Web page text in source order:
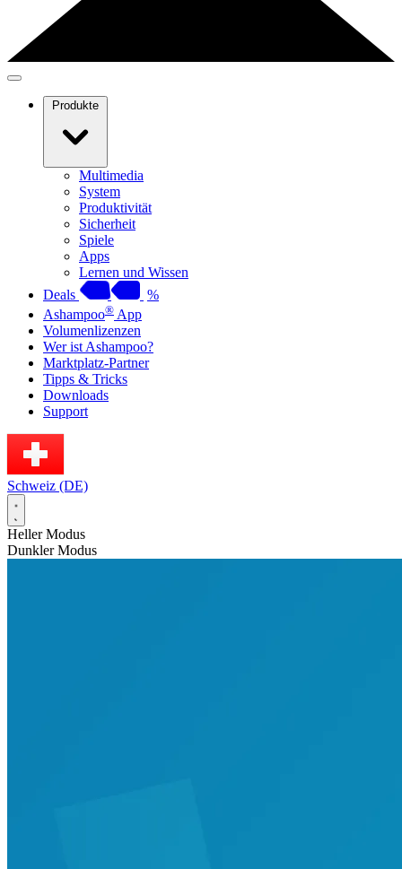
Produkte
Multimedia
System
Produktivität
Sicherheit
Spiele
Apps
Lernen und Wissen
Deals
%
Ashampoo® App
Volumenlizenzen
Wer ist Ashampoo?
Marktplatz-Partner
Tipps & Tricks
Downloads
Support
Schweiz (DE)
Heller Modus
Dunkler Modus